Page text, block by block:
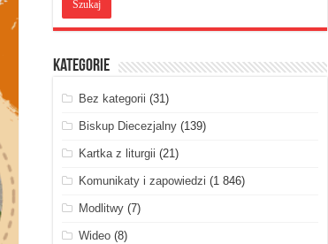
Kategorie
Bez kategorii (31)
Biskup Diecezjalny(139)
Kartka z liturgii (21)
Komunikaty i zapowiedzi (1 846)
Modlitwy(7)
Wideo(8)